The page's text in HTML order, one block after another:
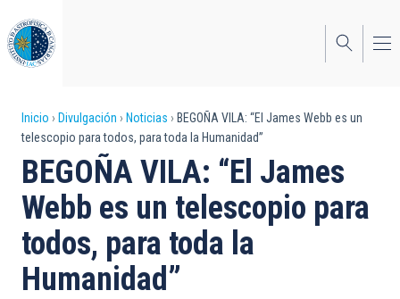
al
contenido
principal
Sobrescribir
enlaces
de
ayuda
a
la
Inicio Divulgación Noticias
BEGOÑA VILA: “El James Webb es un
telescopio para todos, para toda la Humanidad”
BEGOÑA VILA: “El James
Webb es un telescopio para
todos, para toda la
Humanidad”